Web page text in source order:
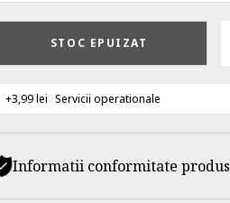
STOC EPUIZAT
+3,99 lei Servicii operationale
Informatii conformitate produs